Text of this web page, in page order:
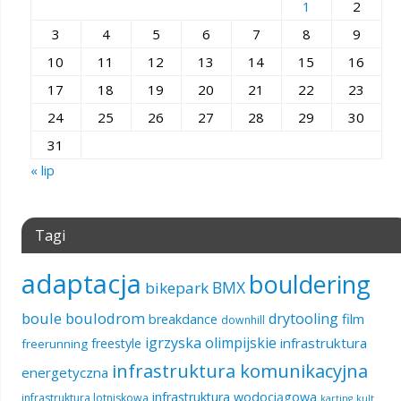
1
2
3
4 5 6 7 8
9
10
11 12 13 14 15
16
17
18 19 20 21 22
23
24
25 26 27 28 29
30
31
« lip
Tagi
adaptacja bikepark BMX bouldering
boule boulodrom breakdance downhill drytooling film
freerunning freestyle igrzyska olimpijskie infrastruktura
energetyczna infrastruktura komunikacyjna
infrastruktura lotniskowa infrastruktura wodociągowa karting kult